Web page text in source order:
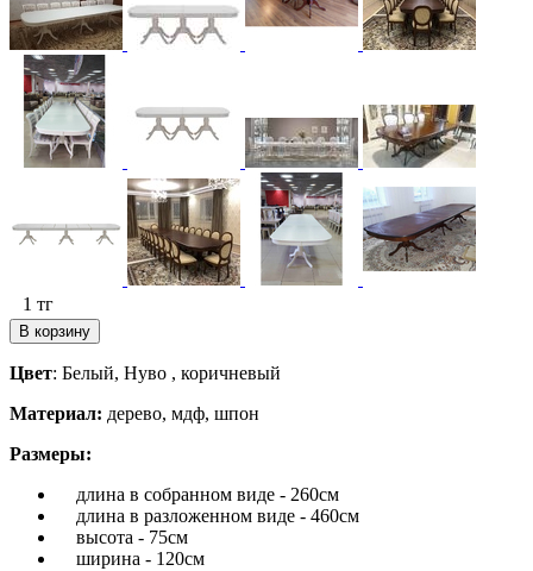
1 тг
В корзину
Цвет: Белый, Нуво , коричневый
Материал: дерево, мдф, шпон
Размеры:
длина в собранном виде - 260см
длина в разложенном виде - 460см
высота - 75см
ширина - 120см